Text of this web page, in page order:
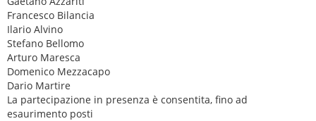
Francesco Bilancia
Ilario Alvino
Stefano Bellomo
Arturo Maresca
Domenico Mezzacapo
Dario Martire
La partecipazione in presenza è consentita, fino ad
esaurimento posti